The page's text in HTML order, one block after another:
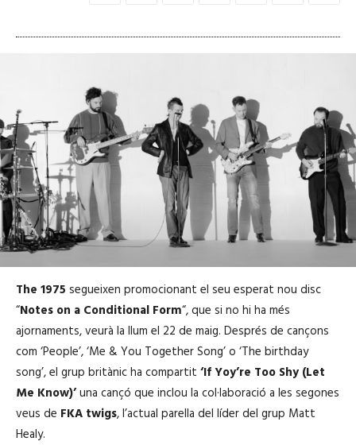
The 1975 segueixen promocionant el seu esperat nou disc
“Notes on a Conditional Form“, que si no hi ha més
ajornaments, veurà la llum el 22 de maig. Després de cançons
com ‘People’, ‘Me & You Together Song’ o ‘The birthday
song’, el grup britànic ha compartit ‘If Yoy’re Too Shy (Let
Me Know)’una cançó que inclou la col·laboració a les segones
veus de FKA twigs, l’actual parella del líder del grup Matt
Healy.